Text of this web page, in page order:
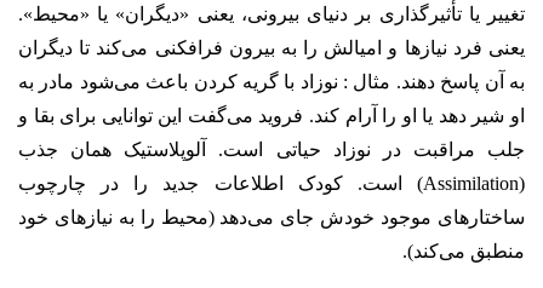
تغییر یا تأثیرگذاری بر دنیای بیرونی، یعنی «دیگران» یا «محیط».
یعنی فرد نیازها و امیالش را به بیرون فرافکنی می‌کند تا دیگران
به آن پاسخ دهند. مثال : نوزاد با گریه کردن باعث می‌شود مادر به
او شیر دهد یا او را آرام کند. فروید می‌گفت این توانایی برای بقا و
جلب مراقبت در نوزاد حیاتی است. آلوپلاستیک همان جذب
(Assimilation) است. کودک اطلاعات جدید را در چارچوب
ساختارهای موجود خودش جای می‌دهد (محیط را به نیازهای خود
منطبق می‌کند).